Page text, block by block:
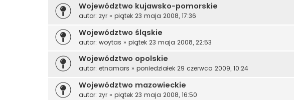
Województwo kujawsko-pomorskie
autor: zyr » piątek 23 maja 2008, 17:36
Województwo śląskie
autor: woytas » piątek 23 maja 2008, 22:53
Województwo opolskie
autor: etnamars » poniedziałek 29 czerwca 2009, 10:24
Województwo mazowieckie
autor: zyr » piątek 23 maja 2008, 16:50